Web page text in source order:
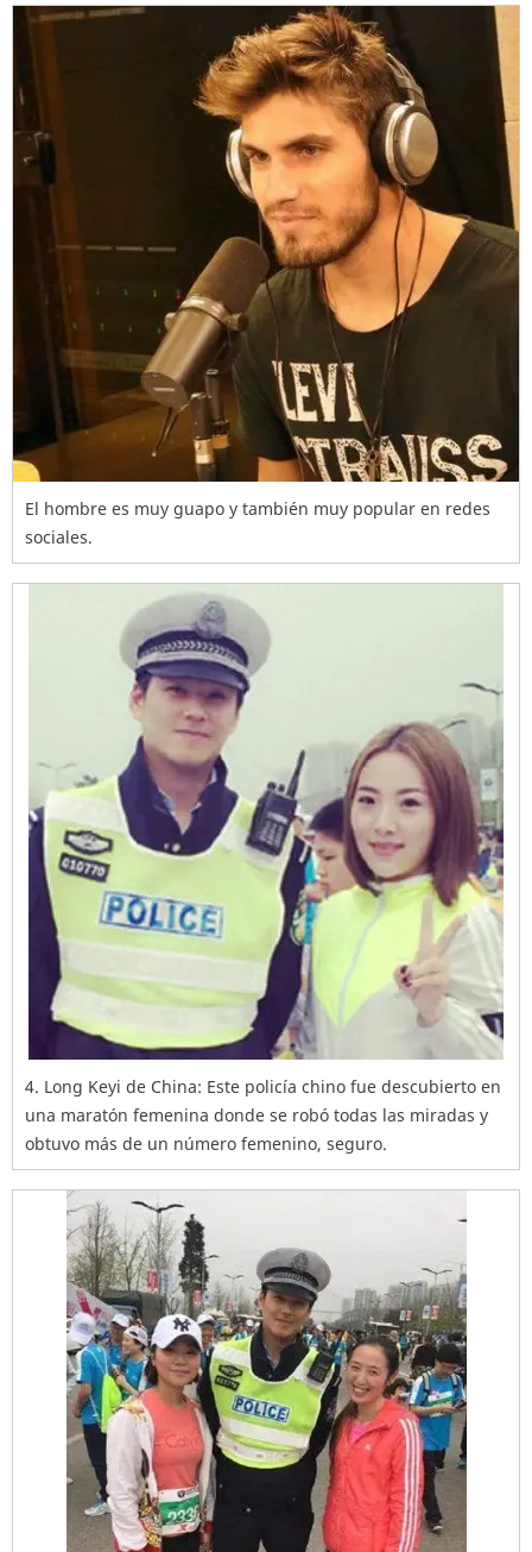
El hombre es muy guapo y también muy popular en redes
sociales.
4. Long Keyi de China: Este policía chino fue descubierto en
una maratón femenina donde se robó todas las miradas y
obtuvo más de un número femenino, seguro.